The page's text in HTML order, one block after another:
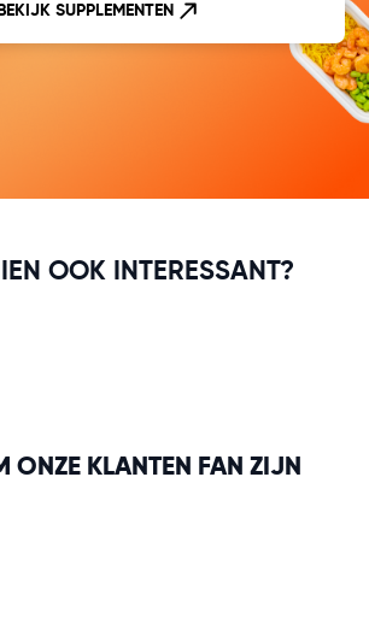
BEKIJK SUPPLEMENTEN
OOK INTERESSANT?
ONZE KLANTEN FAN ZIJN